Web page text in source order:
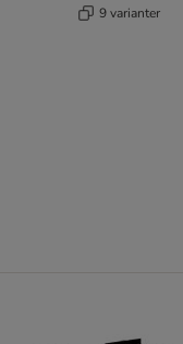
9 varianter